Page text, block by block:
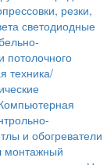
резки,
светодиодные
потолочного
техника/
и обогреватели
монтажный